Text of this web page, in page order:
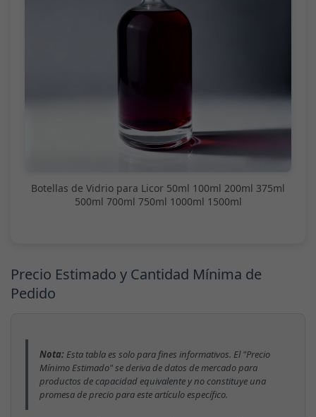
Botellas de Vidrio para Licor 50ml 100ml 200ml 375ml
500ml 700ml 750ml 1000ml 1500ml
Precio Estimado y Cantidad Mínima de
Pedido
Nota:Esta tabla es solo para fines informativos. El "Precio
Mínimo Estimado" se deriva de datos de mercado para
productos de capacidad equivalente y no constituye una
promesa de precio para este artículo específico.